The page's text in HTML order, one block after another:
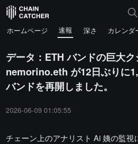
ホームページ 速報 深さ カレンダ
データ：ETH バンドの巨大ク
nemorino.eth が12日ぶりに
バンドを再開しました。
2026-06-09 01:05:55
チェーン上のアナリスト Ai 姨の監視